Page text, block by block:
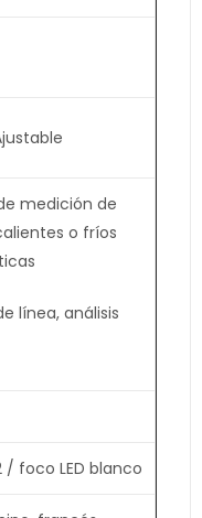
medición de
o fríos
línea, análisis
/ foco LED blanco